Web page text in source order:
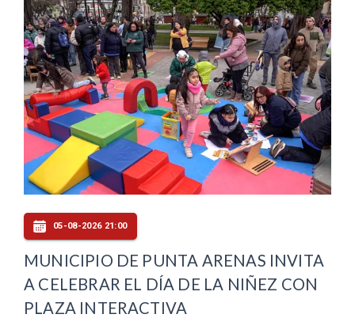
05-08-2026 21:00
MUNICIPIO DE PUNTA ARENAS INVITA
A CELEBRAR EL DÍA DE LA NIÑEZ CON
PLAZA INTERACTIVA